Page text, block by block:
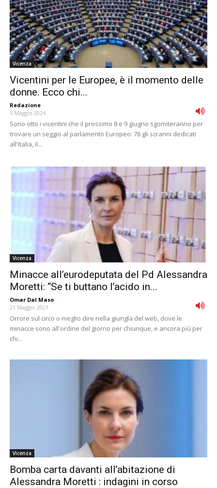
Vicenza
Vicentini per le Europee, è il momento delle
donne. Ecco chi...
Redazione -
5 Maggio 2024
Sono otto i vicentini che il prossimo 8 e 9 giugno sgomiteranno per
trovare un seggio al parlamento Europeo: 76 gli scranni dedicati
all'Italia, il...
Vicenza
Minacce all’eurodeputata del Pd Alessandra
Moretti: “Se ti buttano l’acido in...
Omar Dal Maso -
21 Maggio 2021
Orrore sul circo o meglio dire nella giungla del web, dove le
minacce sono all'ordine del giorno per chiunque, e ancora più per
chi...
Vicenza
Bomba carta davanti all’abitazione di
Alessandra Moretti : indagini in corso